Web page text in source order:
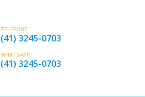
TELEFONE
(41) 3245-0703
WHATSAPP
(41) 3245-0703